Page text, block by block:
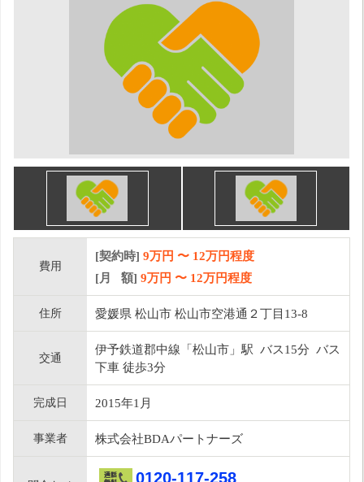
費用
[契約時] 9万円 〜 12万円程度
[月 額] 9万円 〜 12万円程度
住所 愛媛県 松山市 松山市空港通２丁目13-8
交通
伊予鉄道郡中線「松山市」駅 バス15分 バス
下車 徒歩3分
完成日 2015年1月
事業者 株式会社BDAパートナーズ
0120-117-258